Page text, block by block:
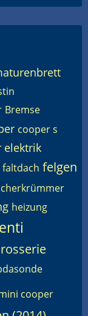
Bremse
cooper s
elektrik
faltdach felgen
heizung
cooper